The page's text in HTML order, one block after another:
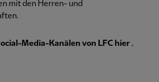
mit den Herren- und
Media-Kanälen von LFC hier.